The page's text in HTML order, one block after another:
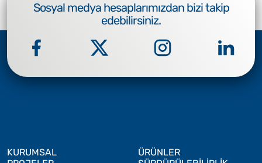
Sosyal medya hesaplarımızdan bizi takip
edebilirsiniz.
KURUMSAL
ÜRÜNLER